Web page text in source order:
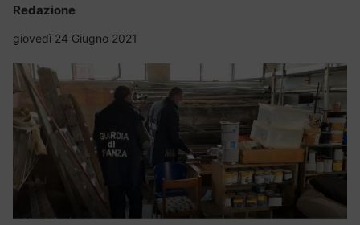
Redazione
giovedì 24 Giugno 2021